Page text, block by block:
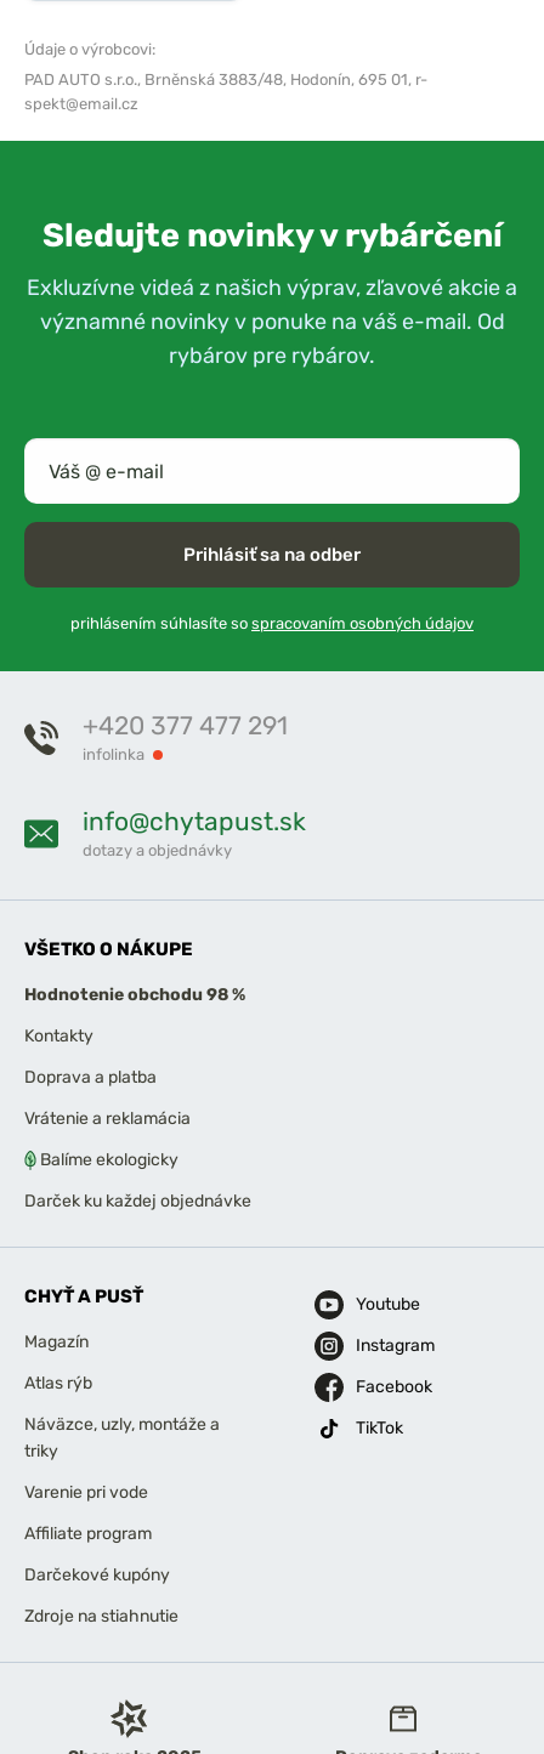
Údaje o výrobcovi:
PAD AUTO s.r.o., Brněnská 3883/48, Hodonín, 695 01, r-
spekt@email.cz
Sledujte novinky v rybárčení
Exkluzívne videá z našich výprav, zľavové akcie a
významné novinky v ponuke na váš e-mail. Od
rybárov pre rybárov.
Prihlásiť sa na odber
prihlásením súhlasíte so spracovaním osobných údajov
+420 377 477 291
infolinka
info@chytapust.sk
dotazy a objednávky
VŠETKO O NÁKUPE
Hodnotenie obchodu 98 %
Kontakty
Doprava a platba
Vrátenie a reklamácia
Balíme ekologicky
Darček ku každej objednávke
CHYŤ A PUSŤ
Magazín
Atlas rýb
Náväzce, uzly, montáže a
triky
Varenie pri vode
Affiliate program
Darčekové kupóny
Zdroje na stiahnutie
Youtube
Instagram
Facebook
TikTok